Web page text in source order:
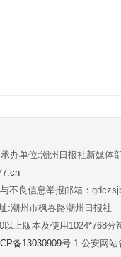
办单位:潮州日报社新媒体
不良信息举报邮箱：
:潮州市枫春路潮州日报社
上版本及使用1024*768分
备13030909号-1 公安网站